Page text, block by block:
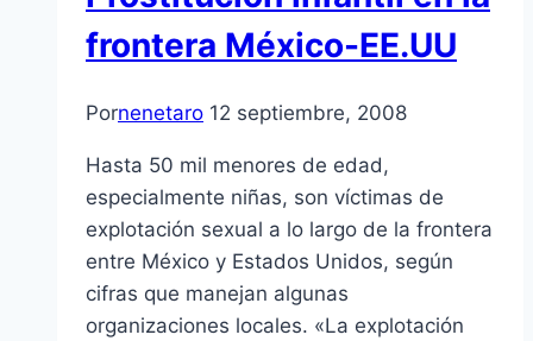
frontera México-EE.UU
Pornenetaro 12 septiembre, 2008
Hasta 50 mil menores de edad,
especialmente niñas, son ví­ctimas de
explotación sexual a lo largo de la frontera
entre México y Estados Unidos, según
cifras que manejan algunas
organizaciones locales. «La explotación